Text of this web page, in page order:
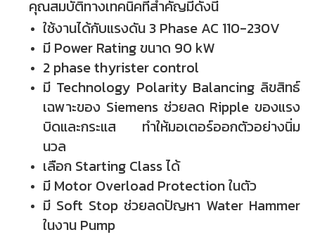
คุณสมบัติทางเทคนิคที่สำคัญมีดังนี้
ใช้งานได้กับแรงดัน 3 Phase AC 110-230V
มี Power Rating ขนาด 90 kW
2 phase thyrister control
มี Technology Polarity Balancing ลิขสิทธ์
เฉพาะของ Siemens ช่วยลด Ripple ของแรง
บิดและกระแส ทำให้มอเตอร์ออกตัวอย่างนิ่ม
นวล
เลือก Starting Class ได้
มี Motor Overload Protection ในตัว
มี Soft Stop ช่วยลดปัญหา Water Hammer
ในงาน Pump